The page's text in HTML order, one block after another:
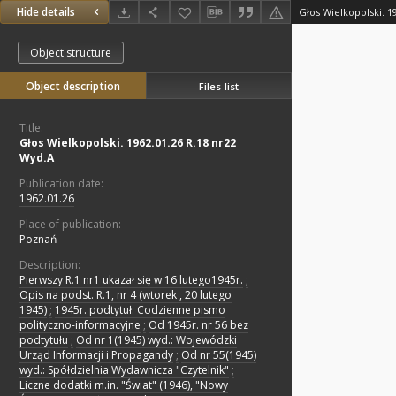
Hide details Głos Wielkopolski.
Object structure
Object description Files list
Title:
Głos Wielkopolski. 1962.01.26 R.18 nr22
Wyd.A
Publication date:
1962.01.26
Place of publication:
Poznań
Description:
Pierwszy R.1 nr1 ukazał się w 16 lutego1945r. ;
Opis na podst. R.1, nr 4 (wtorek , 20 lutego
1945) ; 1945r. podtytuł: Codzienne pismo
polityczno-informacyjne ; Od 1945r. nr 56 bez
podtytułu ; Od nr 1(1945) wyd.: Wojewódzki
Urząd Informacji i Propagandy ; Od nr 55(1945)
wyd.: Spółdzielnia Wydawnicza "Czytelnik" ;
Liczne dodatki m.in. "Świat" (1946), "Nowy